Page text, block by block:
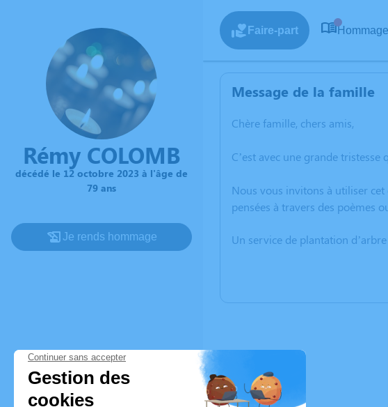
Rémy COLOMB
décédé le 12 octobre 2023 à l'âge de
79 ans
Je rends hommage
Faire-part
Message de la famille
Chère famille, chers amis,
C’est avec une grande
Nous vous invitons à utiliser
pensées à travers des poèmes
Un service de plantation